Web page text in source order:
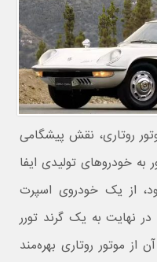
روتاری، نقش پیشگامی
به خودروهای تولیدی ایفا
از یک خودروی اسپرت
نهایت به یک گرند تورر
موتور روتاری بهره‌مند